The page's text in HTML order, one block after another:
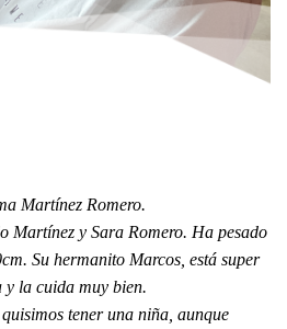
Martínez Romero.
Martínez y Sara Romero. Ha pesado
Su hermanito Marcos, está super
y la cuida muy bien.
tener una niña, aunque